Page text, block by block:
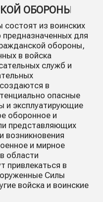
ОБОРОНЫ
из воинских
для
обороны,
в войска
служб и
в
опасные
и эксплуатирующие
оборонное и
представляющих
возникновения
и мирное
области
привлекаться в
Силы
войска и воинские